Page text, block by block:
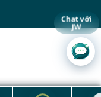
Chat với
JW